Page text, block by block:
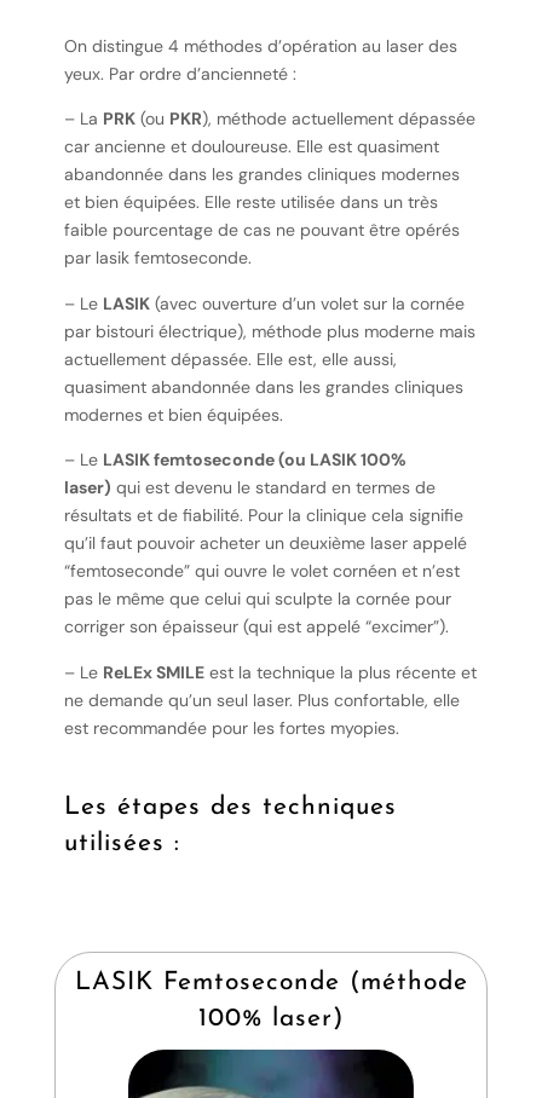
On distingue 4 méthodes d’opération au laser des
yeux. Par ordre d’ancienneté :
– La PRK(ou PKR), méthode actuellement dépassée
car ancienne et douloureuse. Elle est quasiment
abandonnée dans les grandes cliniques modernes
et bien équipées. Elle reste utilisée dans un très
faible pourcentage de cas ne pouvant être opérés
par lasik femtoseconde.
– Le LASIK(avec ouverture d’un volet sur la cornée
par bistouri électrique), méthode plus moderne mais
actuellement dépassée. Elle est, elle aussi,
quasiment abandonnée dans les grandes cliniques
modernes et bien équipées.
– Le LASIK femtoseconde (ou LASIK 100%
laser) qui est devenu le standard en termes de
résultats et de fiabilité. Pour la clinique cela signifie
qu’il faut pouvoir acheter un deuxième laser appelé
“femtoseconde” qui ouvre le volet cornéen et n’est
pas le même que celui qui sculpte la cornée pour
corriger son épaisseur (qui est appelé “excimer”).
– Le ReLEx SMILEest la technique la plus récente et
ne demande qu’un seul laser. Plus confortable, elle
est recommandée pour les fortes myopies.
Les étapes des techniques
utilisées :
LASIK Femtoseconde (méthode
100% laser)